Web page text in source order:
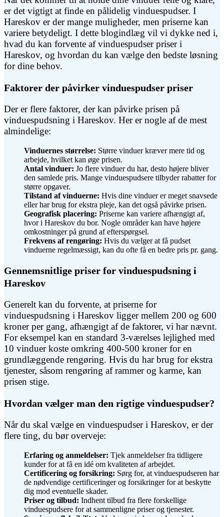
er det vigtigt at finde en pålidelig vinduespudser. I
Hareskov er der mange muligheder, men priserne kan
variere betydeligt. I dette blogindlæg vil vi dykke ned i,
hvad du kan forvente af vinduespudser priser i
Hareskov, og hvordan du kan vælge den bedste løsning
for dine behov.
Faktorer der påvirker vinduespudser priser
Der er flere faktorer, der kan påvirke prisen på
vinduespudsning i Hareskov. Her er nogle af de mest
almindelige:
Vinduernes størrelse: Større vinduer kræver mere tid og
arbejde, hvilket kan øge prisen.
Antal vinduer: Jo flere vinduer du har, desto højere bliver
den samlede pris. Mange vinduespudsere tilbyder rabatter for
større opgaver.
Tilstand af vinduerne: Hvis dine vinduer er meget snavsede
eller har brug for ekstra pleje, kan det også påvirke prisen.
Geografisk placering: Priserne kan variere afhængigt af,
hvor i Hareskov du bor. Nogle områder kan have højere
omkostninger på grund af efterspørgsel.
Frekvens af rengøring: Hvis du vælger at få pudset
vinduerne regelmæssigt, kan du ofte få en bedre pris pr. gang.
Gennemsnitlige priser for vinduespudsning i
Hareskov
Generelt kan du forvente, at priserne for
vinduespudsning i Hareskov ligger mellem 200 og 600
kroner per gang, afhængigt af de faktorer, vi har nævnt.
For eksempel kan en standard 3-værelses lejlighed med
10 vinduer koste omkring 400-500 kroner for en
grundlæggende rengøring. Hvis du har brug for ekstra
tjenester, såsom rengøring af rammer og karme, kan
prisen stige.
Hvordan vælger man den rigtige vinduespudser?
Når du skal vælge en vinduespudser i Hareskov, er der
flere ting, du bør overveje:
Erfaring og anmeldelser: Tjek anmeldelser fra tidligere
kunder for at få en idé om kvaliteten af arbejdet.
Certificering og forsikring: Sørg for, at vinduespudseren har
de nødvendige certificeringer og forsikringer for at beskytte
dig mod eventuelle skader.
Priser og tilbud: Indhent tilbud fra flere forskellige
vinduespudsere for at sammenligne priser og tjenester.